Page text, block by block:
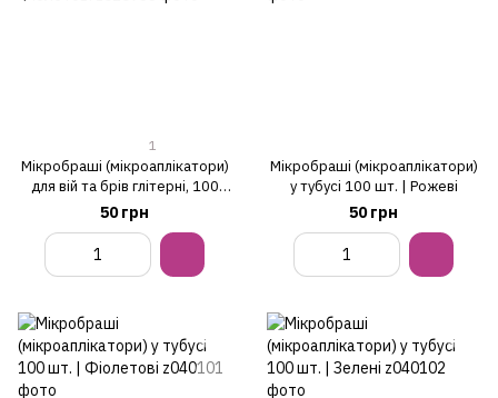
1
Мікробраші (мікроаплікатори)
для вій та брів глітерні, 100
шт. | Фіолетові
50 грн
Мікробраші (мікроаплікатори)
у тубусі 100 шт. | Рожеві
50 грн